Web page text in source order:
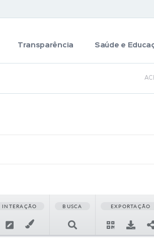
Transparência Saúde e
INTERAÇÃO BUSCA EXPORTAÇÃO